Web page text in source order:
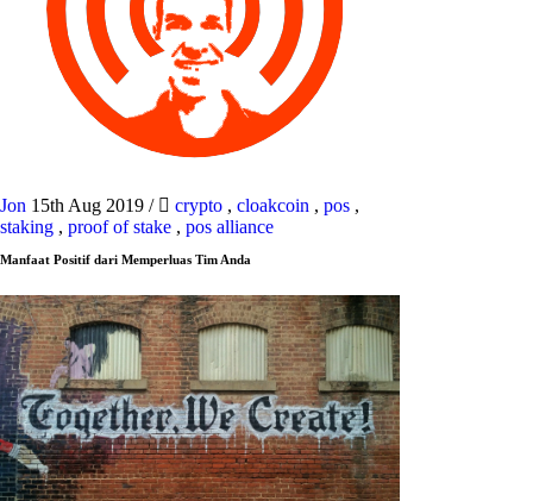
Jon 15th Aug 2019 / crypto , cloakcoin , pos ,
staking , proof of stake , pos alliance
Manfaat Positif dari Memperluas Tim Anda